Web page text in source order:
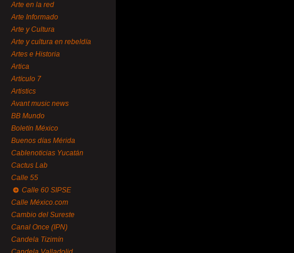
Arte en la red
Arte Informado
Arte y Cultura
Arte y cultura en rebeldía
Artes e Historia
Artica
Artículo 7
Artistics
Avant music news
BB Mundo
Boletín México
Buenos días Mérida
Cablenoticias Yucatán
Cactus Lab
Calle 55
Calle 60 SIPSE
Calle México.com
Cambio del Sureste
Canal Once (IPN)
Candela Tizimín